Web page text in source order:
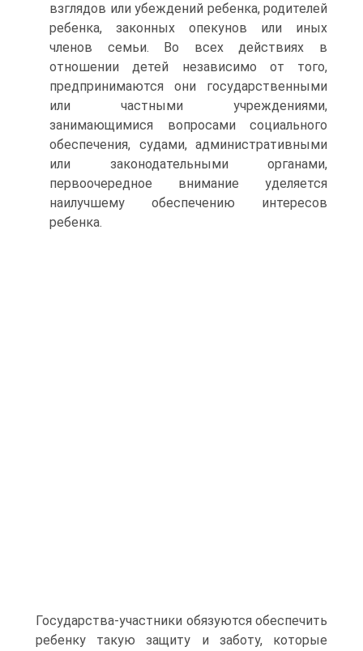
взглядов или убеждений ребенка, родителей
ребенка, законных опекунов или иных
членов семьи. Во всех действиях в
отношении детей независимо от того,
предпринимаются они государственными
или частными учреждениями,
занимающимися вопросами социального
обеспечения, судами, административными
или законодательными органами,
первоочередное внимание уделяется
наилучшему обеспечению интересов
ребенка.
Государства-участники обязуются обеспечить
ребенку такую защиту и заботу, которые